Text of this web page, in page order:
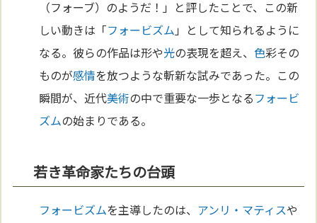
（フォーブ）のようだ！」と評したことで、この新
しい動きは「フォービズム 」として知られるように
なる。彼らの作品は形や光の表現を超え、色彩その
ものが感情を放つような斬新な試みであった。この
瞬間が、近代美術の中で重要な一歩となるフォービ
ズムの始まりである。
若き革命家たちの台頭
フォービズムを主導したのは、 アンリ・マティスや